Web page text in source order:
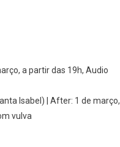
a partir das 19h, Audio
Isabel) | After: 1 de março,
vulva